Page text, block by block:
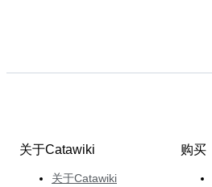
关于Catawiki
关于Catawiki
购买